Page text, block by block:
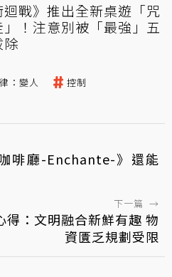
迴戰》推出全新桌遊「咒
」！注意別被「最強」五
除
：變人
控制
啡廳-Enchante-》還能
下一篇 →
得：文明融合新鮮有趣 物
資匱乏規劃受限